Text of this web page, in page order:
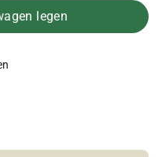
legen